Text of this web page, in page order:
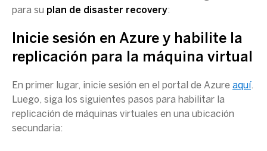
para su plan de disaster recovery:
Inicie sesión en Azure y habilite la
replicación para la máquina virtual
En primer lugar, inicie sesión en el portal de Azure aquí.
Luego, siga los siguientes pasos para habilitar la
replicación de máquinas virtuales en una ubicación
secundaria: